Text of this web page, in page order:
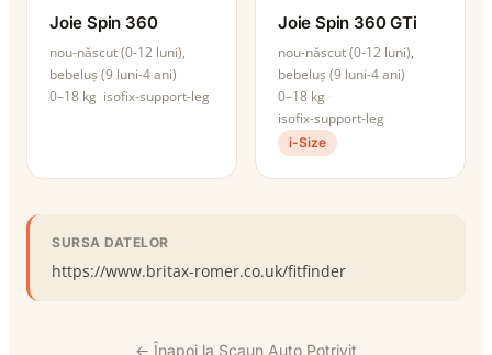
Joie Spin 360
nou-născut (0-12 luni),
bebeluș (9 luni-4 ani)
0–18 kg isofix-support-leg
Joie Spin 360 GTi
nou-născut (0-12 luni),
bebeluș (9 luni-4 ani)
0–18 kg
isofix-support-leg
i-Size
SURSA DATELOR
https://www.britax-romer.co.uk/fitfinder
← Înapoi la Scaun Auto Potrivit